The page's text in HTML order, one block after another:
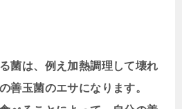
菌は、例え加熱調理して壊れ
善玉菌のエサになります。